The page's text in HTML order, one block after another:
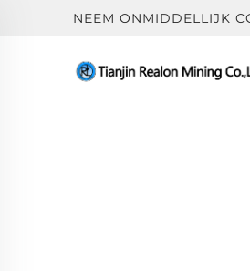
NEEM ONMIDDELLIJK